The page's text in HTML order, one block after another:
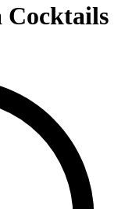
Cocktails